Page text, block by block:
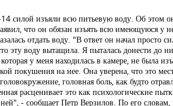
изъяли всю питьевую воду. Об этом
что он обязан изъять всю имеющуюся у
отдать воду. "В ответ он начал просто
эту воду вытащила. Я пыталась донести до
у меня находилась в камере, не была
покушения на нее. Она уверена, что это
головная боль, как будто
расценивает это как психологические
- сообщает Петр Верзилов. По его